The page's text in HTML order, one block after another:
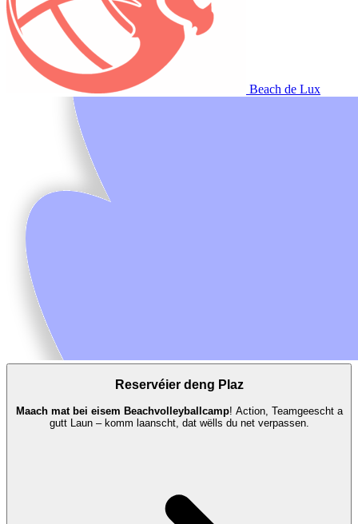
Beach de Lux
Reservéier deng Plaz
Maach mat bei eisem Beachvolleyballcamp! Action, Teamgeescht a
gutt Laun – komm laanscht, dat wëlls du net verpassen.